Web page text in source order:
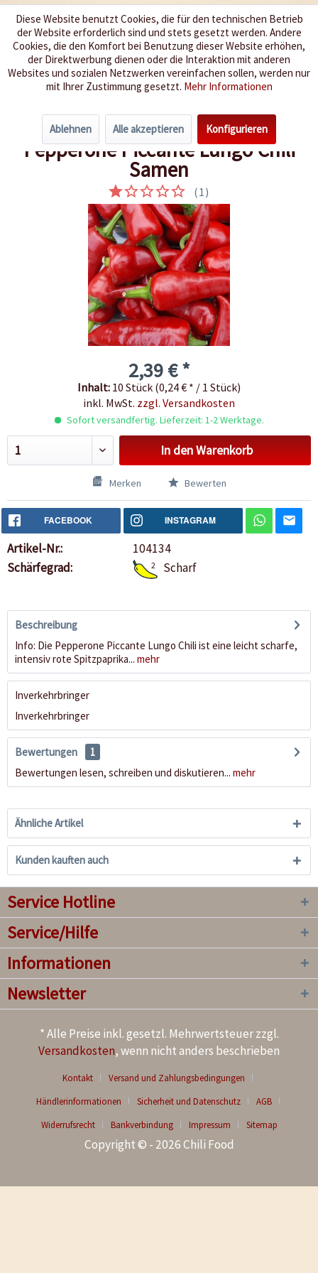
Wir würzen Ihr Leben
Menü
Übersicht Schärfegrad 0-3
Pepperone Piccante Lungo Chili
Samen
(1)
2,39 € *
Inhalt: 10 Stück (0,24 € * / 1 Stück)
inkl. MwSt. zzgl. Versandkosten
Sofort versandfertig. Lieferzeit: 1-2 Werktage.
In denWarenkorb
Merken Bewerten
FACEBOOK INSTAGRAM
Artikel-Nr.:
104134
Schärfegrad:
2 Scharf
Beschreibung
Info: Die Pepperone Piccante Lungo Chili ist eine leicht scharfe,
intensiv rote Spitzpaprika... mehr
Inverkehrbringer
Inverkehrbringer
Bewertungen
1
Bewertungen lesen, schreiben und diskutieren... mehr
Ähnliche Artikel
Kunden kauften auch
Service Hotline
Service/Hilfe
Informationen
Newsletter
* Alle Preise inkl. gesetzl. Mehrwertsteuer zzgl.
Versandkosten, wenn nicht anders beschrieben
Kontakt
Versand und Zahlungsbedingungen
Händlerinformationen
Sicherheit und Datenschutz
AGB
Widerrufsrecht
Bankverbindung Impressum Sitemap
Copyright © - 2026 Chili Food
Diese Website benutzt Cookies, die für den technischen Betrieb
der Website erforderlich sind und stets gesetzt werden. Andere
Cookies, die den Komfort bei Benutzung dieser Website erhöhen,
der Direktwerbung dienen oder die Interaktion mit anderen
Websites und sozialen Netzwerken vereinfachen sollen, werden nur
mit Ihrer Zustimmung gesetzt. Mehr Informationen
Ablehnen Alle akzeptieren Konfigurieren